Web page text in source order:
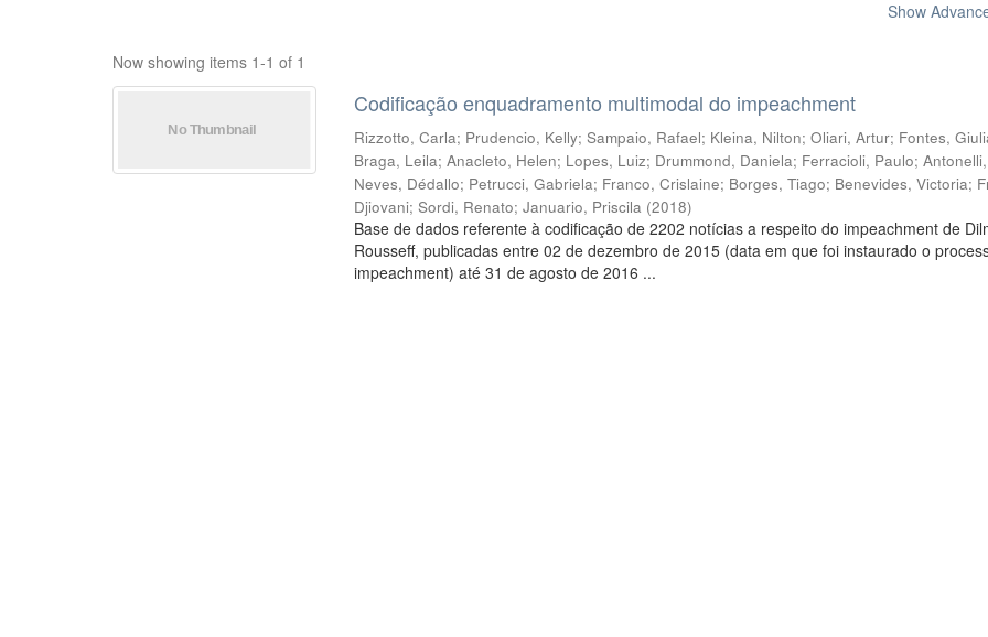
Show
Now showing items 1-1 of 1
Codificação enquadramento multimodal do impeachment
Rizzotto, Carla; Prudencio, Kelly;Sampaio, Rafael; Kleina, Nilton;Oliari, Artur; Fontes,
Braga, Leila;Anacleto, Helen; Lopes, Luiz; Drummond, Daniela; Ferracioli, Paulo;
Neves, Dédallo; Petrucci, Gabriela; Franco, Crislaine; Borges, Tiago; Benevides, Victoria;
Djiovani;Sordi, Renato;Januario, Priscila (2018)
Base de dados referente à codificação de 2202 notícias a respeito do impeachment de
Rousseff, publicadas entre 02 de dezembro de 2015 (data em que foi instaurado o
impeachment) até 31 de agosto de 2016 ...